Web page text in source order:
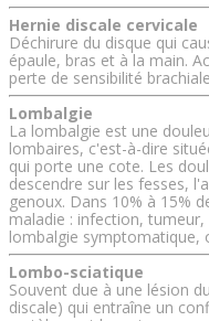
Hernie discale cervicale
Déchirure du disque qui
épaule, bras et à la main.
perte de sensibilité
Lombalgie
La lombalgie est une
lombaires, c'est-à-dire
qui porte une cote. Les
descendre sur les fesses,
genoux. Dans 10% à 15%
maladie : infection,
lombalgie symptomatique,
Lombo-sciatique
Souvent due à une lésion
discale) qui entraîne un